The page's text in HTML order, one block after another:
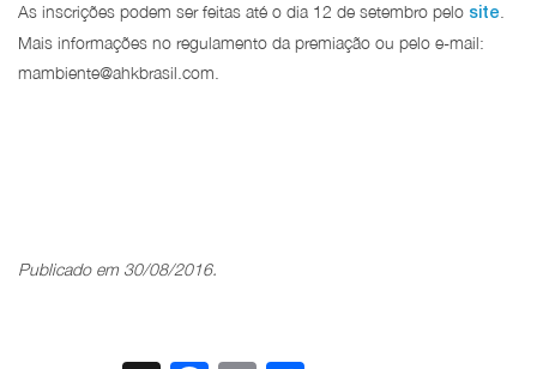
As inscrições podem ser feitas até o dia 12 de setembro pelo site
Mais informações no regulamento da premiação ou pelo e-mail:
mambiente@ahkbrasil.com.
Publicado em 30/08/2016.